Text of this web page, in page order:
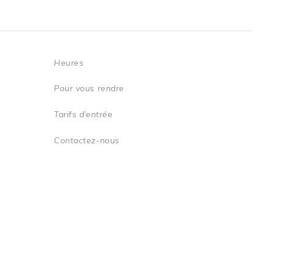
Heures
Pour vous rendre
Tarifs d’entrée
Contactez-nous